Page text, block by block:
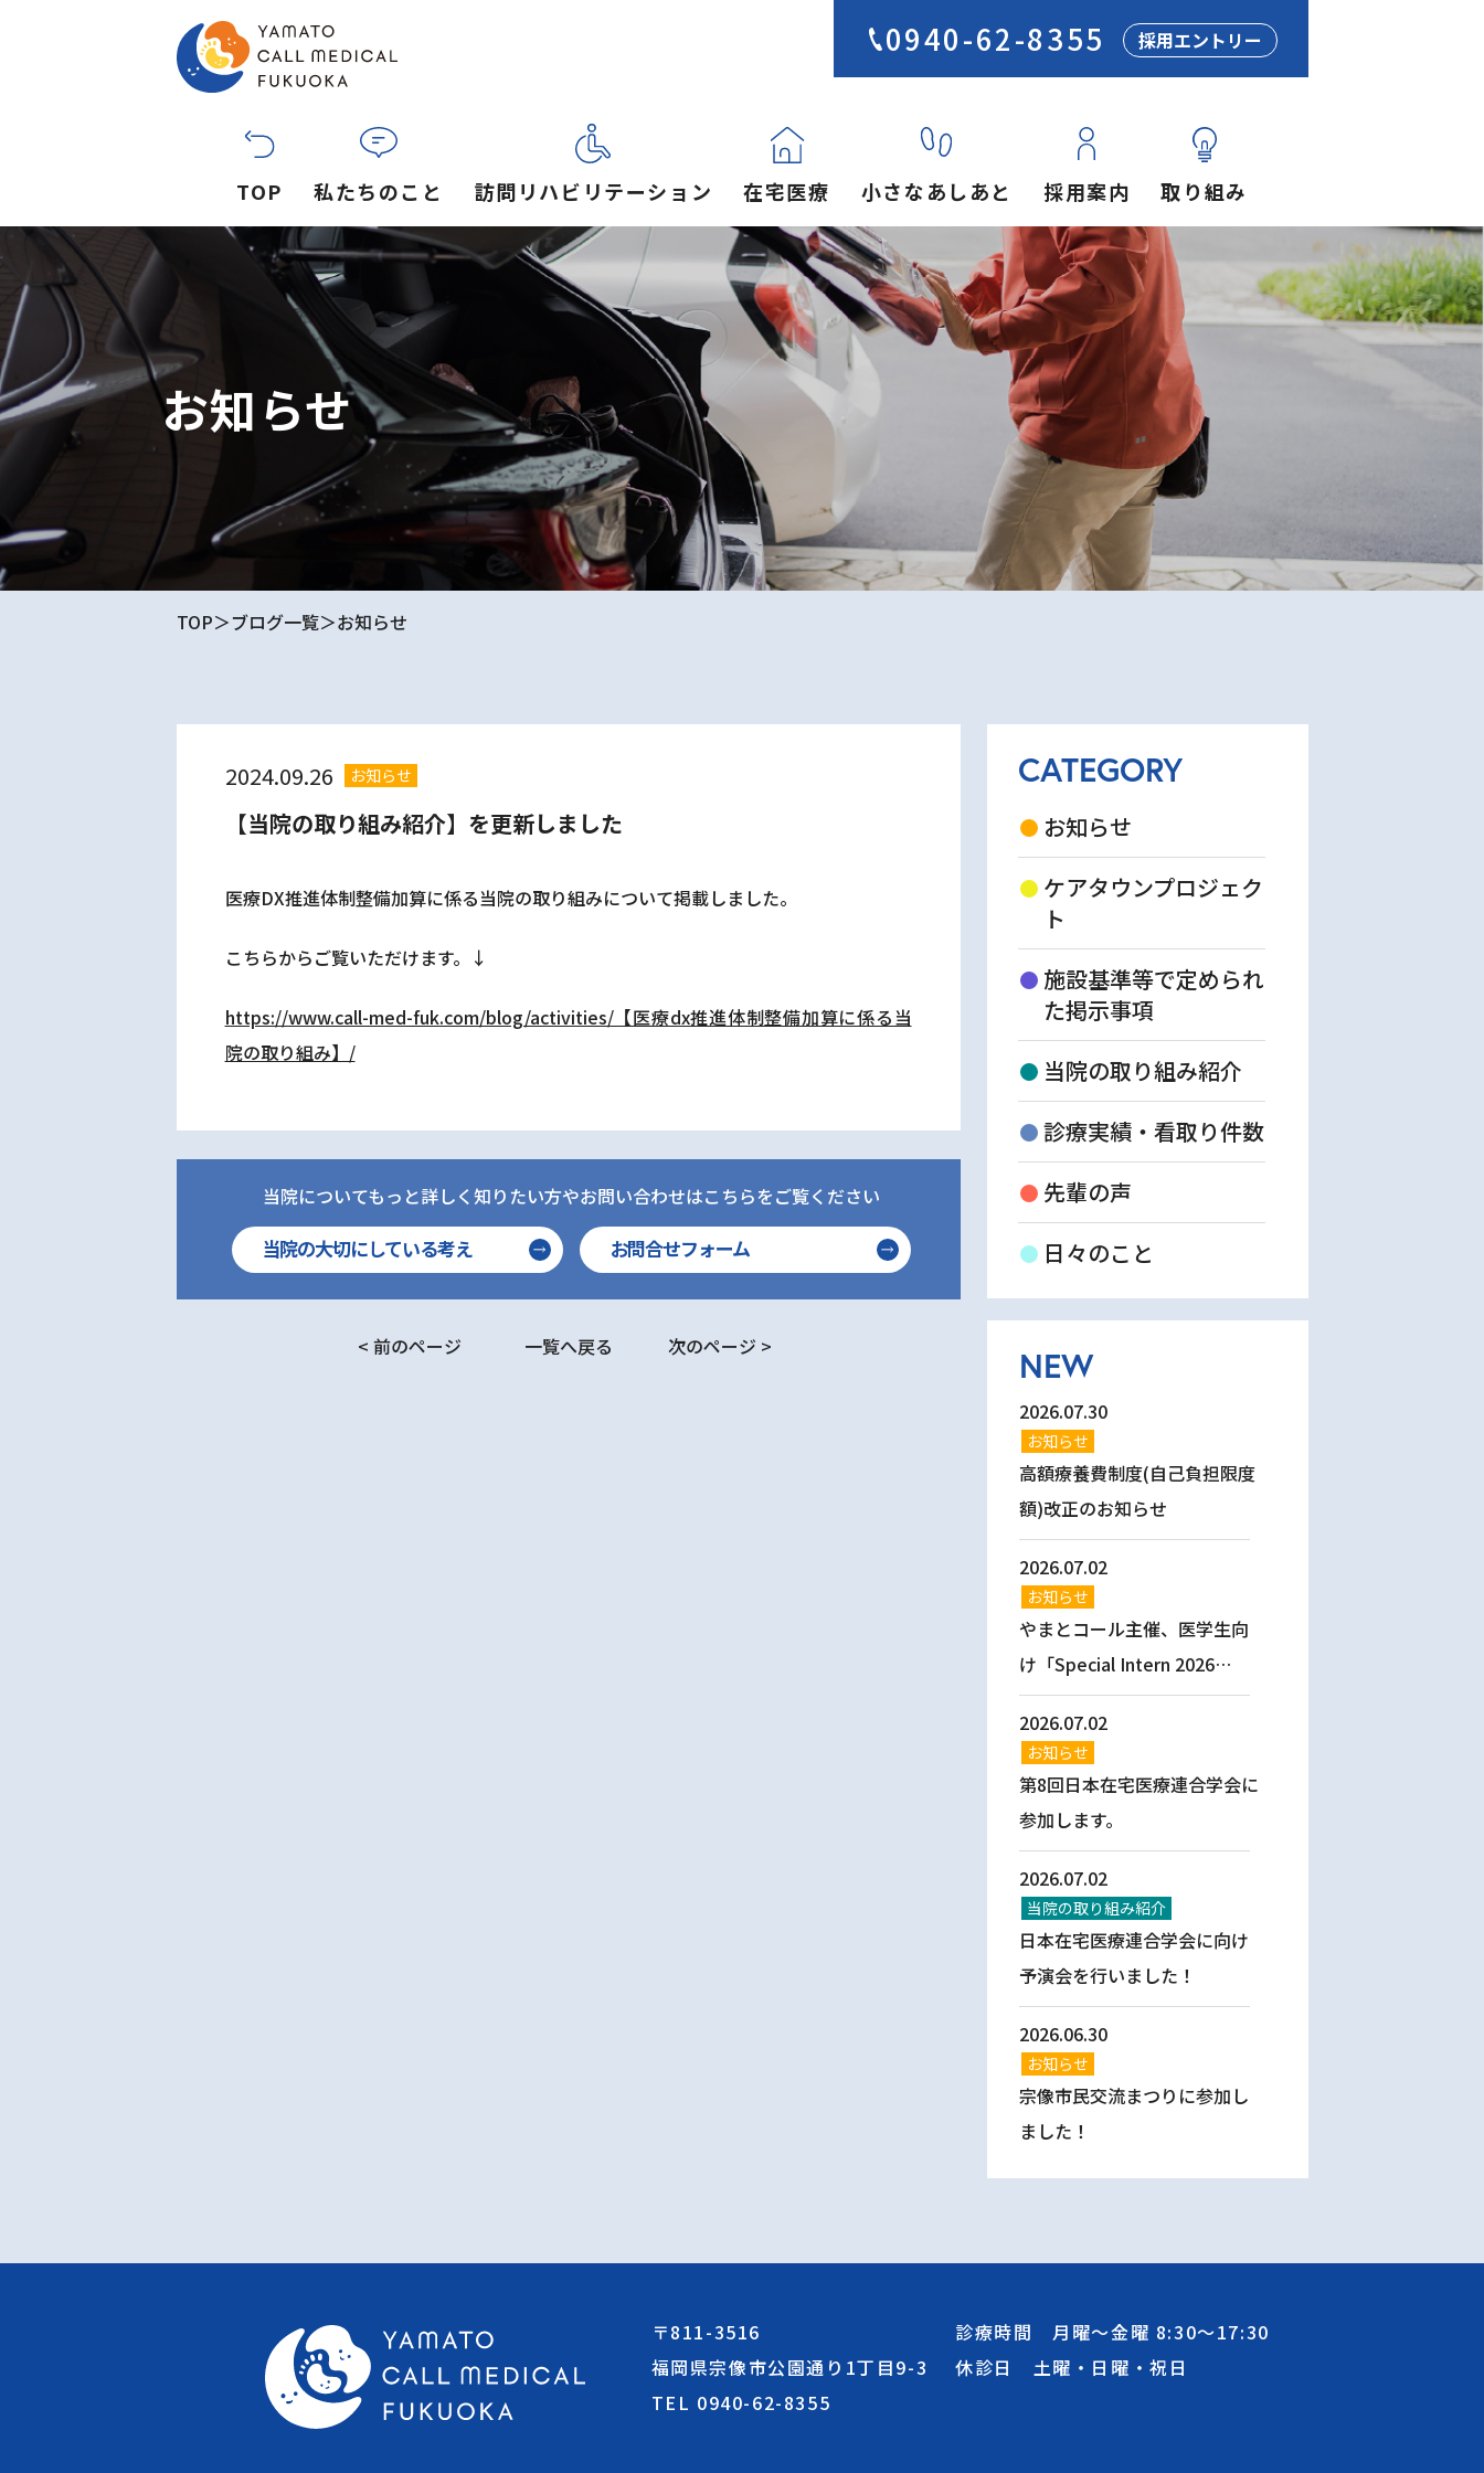
0940-62-8355 採用エントリー
TOP 私たちのこと 訪問リハビリテーション 在宅医療 小さなあしあと 採用案内 取り組み
お知らせ
TOP ブログ一覧 お知らせ
2024.09.26 お知らせ
【当院の取り組み紹介】を更新しました
医療DX推進体制整備加算に係る当院の取り組みについて掲載しました。
こちらからご覧いただけます。↓
https://www.call-med-fuk.com/blog/activities/【医療dx推進体制整備加算に係る当
院の取り組み】/
当院についてもっと詳しく知りたい方やお問い合わせはこちらをご覧ください
当院の大切にしている考え お問合せフォーム
< 前のページ 一覧へ戻る 次のページ >
CATEGORY
お知らせ
ケアタウンプロジェク
ト
施設基準等で定められ
た掲示事項
当院の取り組み紹介
診療実績・看取り件数
先輩の声
日々のこと
NEW
2026.07.30
お知らせ
高額療養費制度(自己負担限度
額)改正のお知らせ
2026.07.02
お知らせ
やまとコール主催、医学生向
け「Special Intern 2026
Summer」開催決定！
2026.07.02
お知らせ
第8回日本在宅医療連合学会に
参加します。
2026.07.02
当院の取り組み紹介
日本在宅医療連合学会に向け
予演会を行いました！
2026.06.30
お知らせ
宗像市民交流まつりに参加し
ました！
〒811-3516
福岡県宗像市公園通り1丁目9-3
TEL 0940-62-8355
診療時間 月曜～金曜 8:30～17:30
休診日 土曜・日曜・祝日